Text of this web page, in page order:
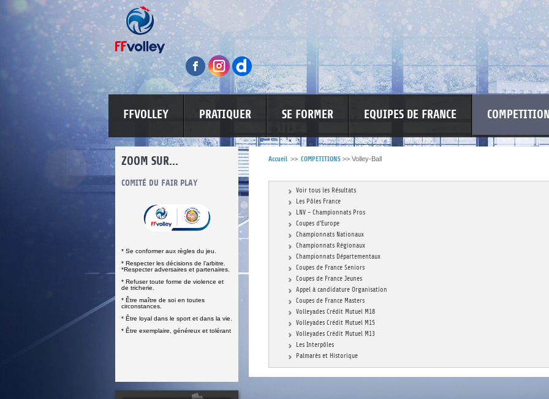
FFVOLLEY PRATIQUER SE FORMER EQUIPES DE FRANCE
ZOOM SUR...
DOCUMENTS UTILES
CLIQUEZ ICI
COMITÉ DU FAIR PLAY
* Se conformer aux règles du jeu.
* Respecter les décisions de l’arbitre.
*Respecter adversaires et partenaires.
* Refuser toute forme de violence et
de tricherie.
* Être maître de soi en toutes
circonstances.
* Être loyal dans le sport et dans la vie.
* Être exemplaire, généreux et tolérant
LUTTE CONTRE LES VIOLENCES MA PETITE SPONSO INFORMATIONS
Accueil >> COMPETITIONS >> Volley-Ball
Voir tous les Résultats
Les Pôles France
LNV - Championnats Pros
Coupes d'Europe
Championnats Nationaux
Championnats Régionaux
Championnats Départementaux
Coupes de France Seniors
Coupes de France Jeunes
Appel à candidature Organisation
Coupes de France Masters
Volleyades Crédit Mutuel M18
Volleyades Crédit Mutuel M15
Volleyades Crédit Mutuel M13
Les Interpôles
Palmarès et Historique